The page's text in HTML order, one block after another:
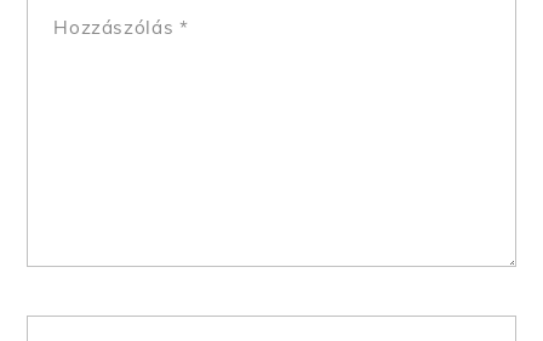
Hozzászólás *